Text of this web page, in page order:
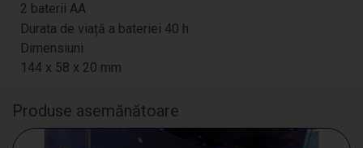
2 baterii AA
Durata de viață a bateriei 40 h
Dimensiuni
144 x 58 x 20 mm
Produse asemănătoare